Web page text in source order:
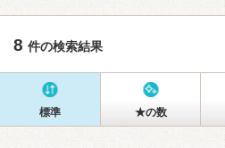
8 件の検索結果
標準 ★の数